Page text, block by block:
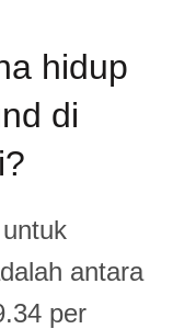
hidup
di
antara
per